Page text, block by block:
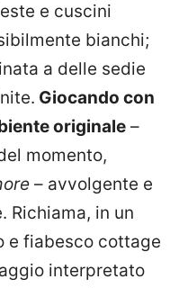
e cuscini
bianchi;
a delle sedie
Giocando con
originale –
momento,
– avvolgente e
Richiama, in un
e fiabesco cottage
interpretato